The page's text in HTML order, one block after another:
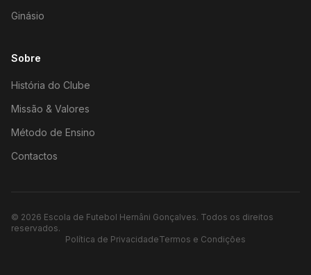
Ginásio
Sobre
História do Clube
Missão & Valores
Método de Ensino
Contactos
© 2026 Escola de Futebol Hernâni Gonçalves. Todos os direitos
reservados.
Política de PrivacidadeTermos e Condições